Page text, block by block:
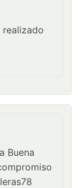
Buena